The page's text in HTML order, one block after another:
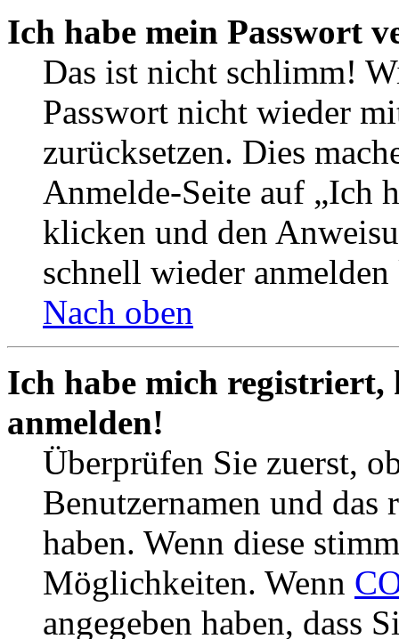
Ich habe mein Passwort
Das ist nicht schlimm!
Passwort nicht wieder
zurücksetzen. Dies
Anmelde-Seite auf „Ich
klicken und den
schnell wieder
Nach oben
Ich habe mich
anmelden!
Überprüfen Sie zuerst,
Benutzernamen und das
haben. Wenn diese
Möglichkeiten. Wenn
angegeben haben, dass